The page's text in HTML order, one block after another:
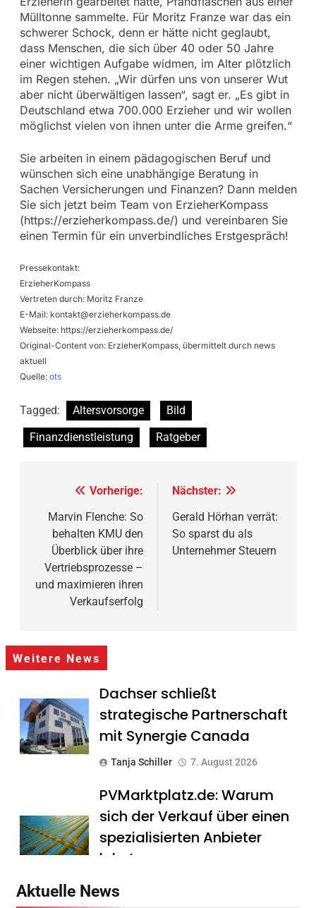
Mülltonne sammelte. Für Moritz Franze war das ein
schwerer Schock, denn er hätte nicht geglaubt,
dass Menschen, die sich über 40 oder 50 Jahre
einer wichtigen Aufgabe widmen, im Alter plötzlich
im Regen stehen. „Wir dürfen uns von unserer Wut
aber nicht überwältigen lassen“, sagt er. „Es gibt in
Deutschland etwa 700.000 Erzieher und wir wollen
möglichst vielen von ihnen unter die Arme greifen.“
Sie arbeiten in einem pädagogischen Beruf und
wünschen sich eine unabhängige Beratung in
Sachen Versicherungen und Finanzen? Dann melden
Sie sich jetzt beim Team von ErzieherKompass
(https://erzieherkompass.de/) und vereinbaren Sie
einen Termin für ein unverbindliches Erstgespräch!
Pressekontakt:
ErzieherKompass
Vertreten durch: Moritz Franze
E-Mail: kontakt@erzieherkompass.de
Webseite: https://erzieherkompass.de/
Original-Content von: ErzieherKompass, übermittelt durch news
aktuell
Quelle: ots
Tagged: Altersvorsorge
Bild
Finanzdienstleistung
Ratgeber
Beitragsnavigation
Vorherige:
Marvin Flenche: So
behalten KMU den
Überblick über ihre
Vertriebsprozesse –
und maximieren ihren
Verkaufserfolg
Nächster:
Gerald Hörhan verrät:
So sparst du als
Unternehmer Steuern
Weitere News
Dachser schließt
strategische Partnerschaft
mit Synergie Canada
Tanja Schiller 7. August 2026
PVMarktplatz.de: Warum
sich der Verkauf über einen
spezialisierten Anbieter
lohnt
Aktuelle News